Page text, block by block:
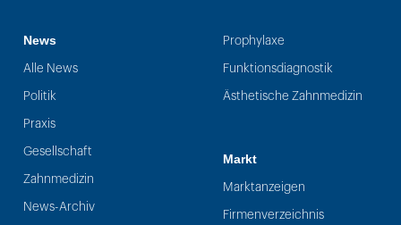
News
Alle News
Politik
Praxis
Gesellschaft
Zahnmedizin
News-Archiv
Prophylaxe
Funktionsdiagnostik
Ästhetische Zahnmedizin
Markt
Marktanzeigen
Firmenverzeichnis